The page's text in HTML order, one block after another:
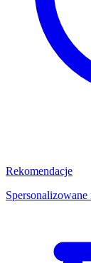
Rekomendacje